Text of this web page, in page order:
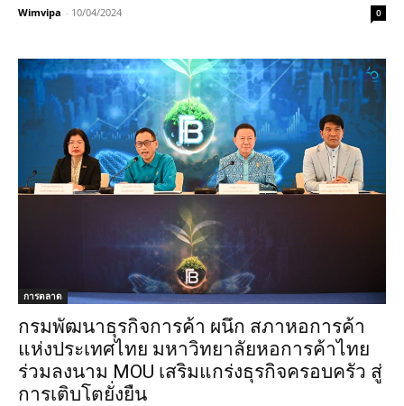
Wimvipa - 10/04/2024 0
การตลาด
กรมพัฒนาธุรกิจการค้า ผนึก สภาหอการค้า
แห่งประเทศไทย มหาวิทยาลัยหอการค้าไทย
ร่วมลงนาม MOU เสริมแกร่งธุรกิจครอบครัว สู่
การเติบโตยั่งยืน